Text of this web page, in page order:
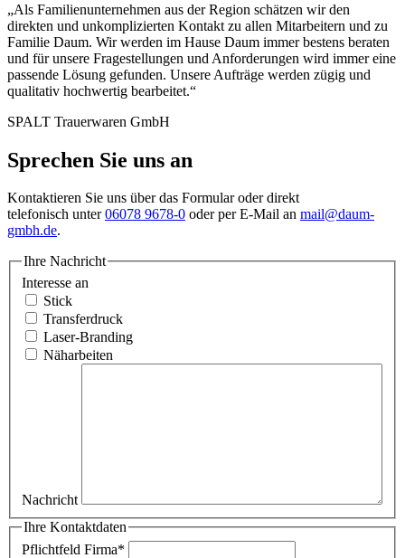
„Als Familienunternehmen aus der Region schätzen wir den
direkten und unkomplizierten Kontakt zu allen Mitarbeitern und zu
Familie Daum. Wir werden im Hause Daum immer bestens beraten
und für unsere Fragestellungen und Anforderungen wird immer eine
passende Lösung gefunden. Unsere Aufträge werden zügig und
qualitativ hochwertig bearbeitet.“
SPALT Trauerwaren GmbH
Sprechen Sie uns an
Kontaktieren Sie uns über das Formular oder direkt
telefonisch unter06078 9678-0 oder per E-Mail an mail@daum-
gmbh.de.
Ihre Nachricht
Interesse an
Stick
Transferdruck
Laser-Branding
Näharbeiten
Nachricht
Ihre Kontaktdaten
Pflichtfeld Firma*